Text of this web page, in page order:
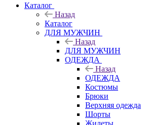
Каталог
Назад
Каталог
ДЛЯ МУЖЧИН
Назад
ДЛЯ МУЖЧИН
ОДЕЖДА
Назад
ОДЕЖДА
Костюмы
Брюки
Верхняя одежда
Шорты
Жилеты